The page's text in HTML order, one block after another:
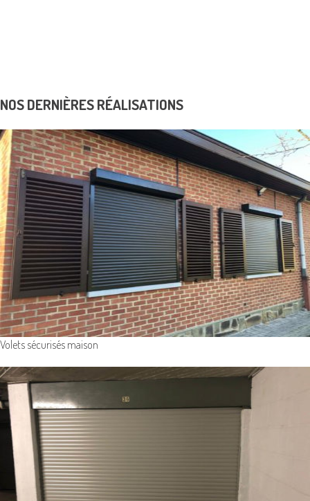
NOS DERNIÈRES RÉALISATIONS
Volets sécurisés maison